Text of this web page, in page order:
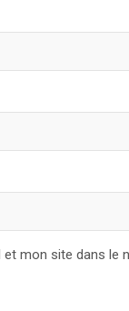
mon site dans le